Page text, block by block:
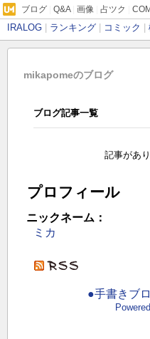
ブログ Q&A| 画像 占ツク
IRALOG ランキング コミック
mikapomeのブログ
ブログ記事一覧
記事があ
プロフィール
ニックネーム：
ミカ
●手書きブ